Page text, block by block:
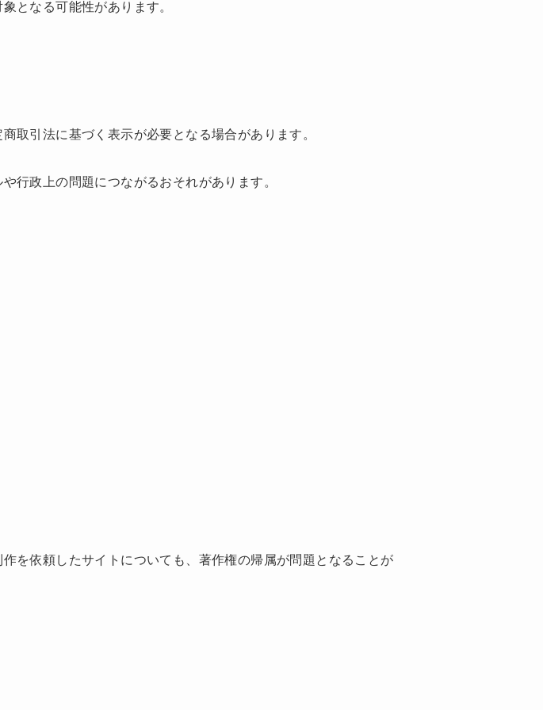
となる可能性があります。
取引法に基づく表示が必要となる場合があります。
行政上の問題につながるおそれがあります。
を依頼したサイトについても、著作権の帰属が問題となることが